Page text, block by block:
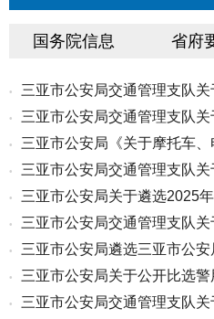
国务院信息 省府
• 三亚市公安局交通管理支队
装的...
• 三亚市公安局交通管理支队
停抓...
• 三亚市公安局《关于摩托车
辆道...
• 三亚市公安局交通管理支队
装项...
• 三亚市公安局关于遴选2025
司公...
• 三亚市公安局交通管理支队
公告
• 三亚市公安局遴选三亚市公
理机...
• 三亚市公安局关于公开比选
公告
• 三亚市公安局交通管理支队